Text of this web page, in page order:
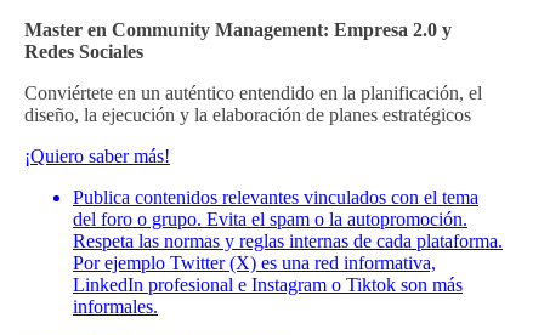
Master en Community Management: Empresa 2.0 y
Redes Sociales
Conviértete en un auténtico entendido en la planificación, el
diseño, la ejecución y la elaboración de planes estratégicos
¡Quiero saber más!
Publica contenidos relevantes vinculados con el tema
del foro o grupo. Evita el spam o la autopromoción.
Respeta las normas y reglas internas de cada plataforma.
Por ejemplo Twitter (X) es una red informativa,
LinkedIn profesional e Instagram o Tiktok son más
informales.